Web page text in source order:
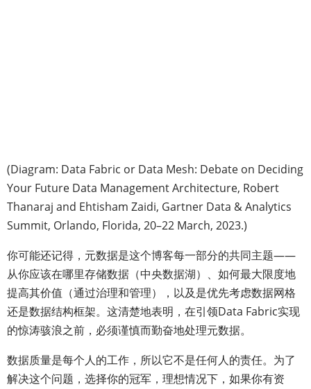
(Diagram: Data Fabric or Data Mesh: Debate on Deciding
Your Future Data Management Architecture, Robert
Thanaraj and Ehtisham Zaidi, Gartner Data & Analytics
Summit, Orlando, Florida, 20–22 March, 2023.)
你可能还记得，元数据是这个博客每一部分的共同主题——
从你应该在哪里存储数据（中央数据湖）、如何最大限度地
提高其价值（通过治理和管理），以及是优先考虑数据网格
还是数据结构框架。这清楚地表明，在引领Data Fabric实现
的惊涛骇浪之前，必须谨慎而勤奋地处理元数据。
数据质量是每个人的工作，所以它不是任何人的责任。为了
解决这个问题，选择你的冠军，理想情况下，如果你有资